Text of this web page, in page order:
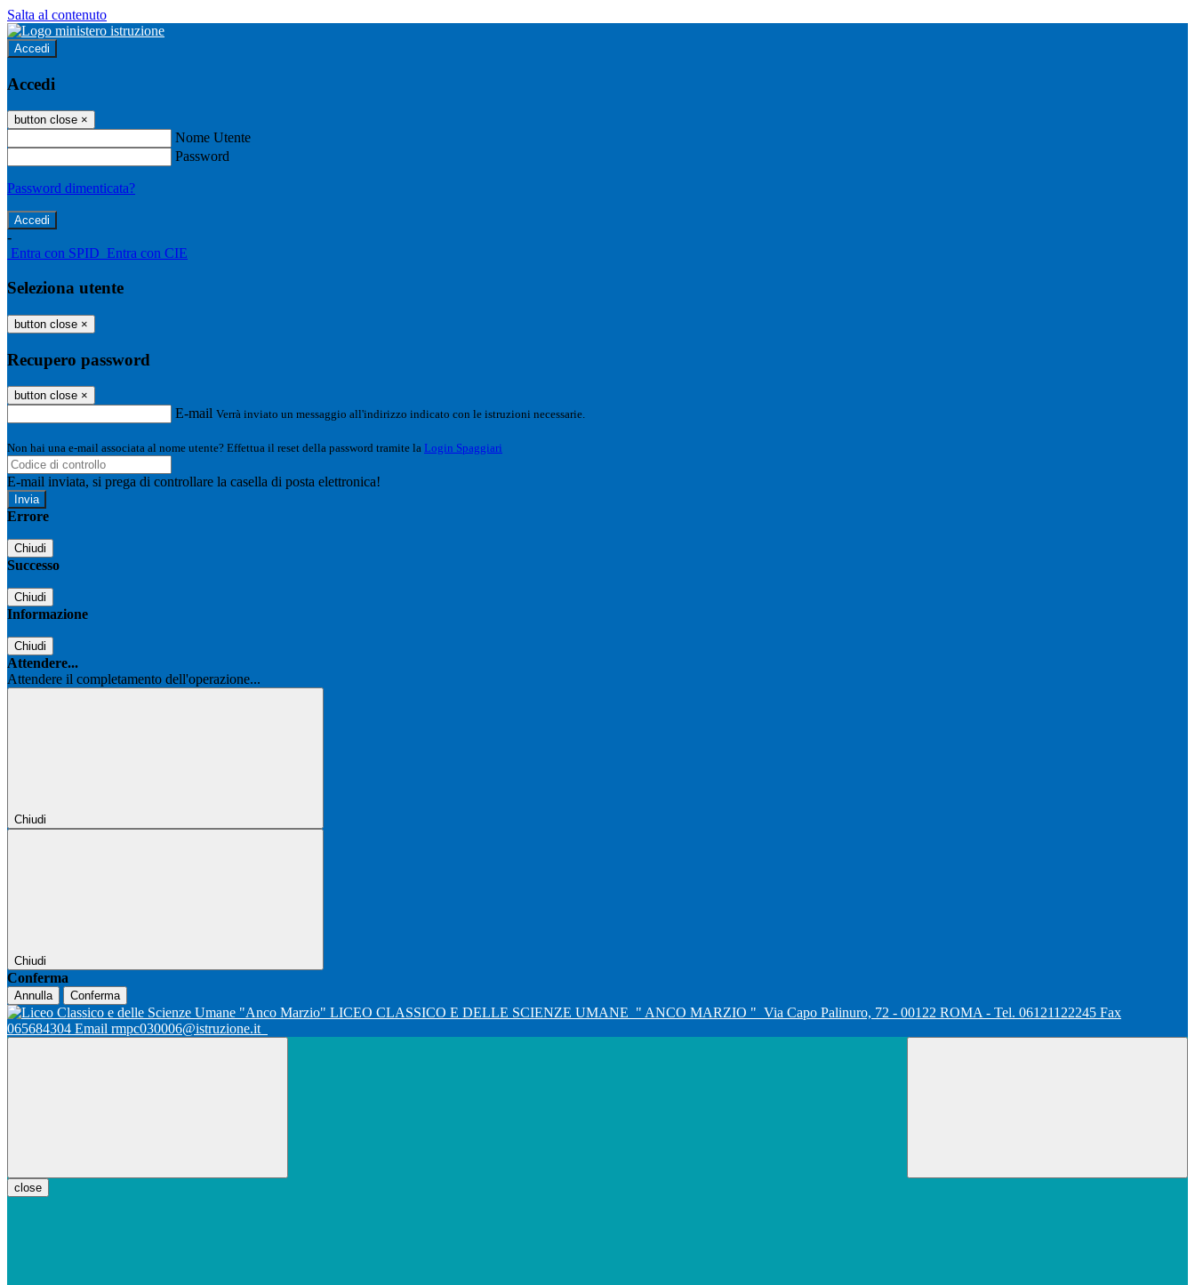
Salta al contenuto
Accedi
Accedi
button close ×
Nome Utente
Password
Password dimenticata?
-
Entra con SPID Entra con CIE
Seleziona utente
button close ×
Recupero password
button close ×
E-mail Verrà inviato un messaggio all'indirizzo indicato con le istruzioni necessarie.
Non hai una e-mail associata al nome utente? Effettua il reset della password tramite la Login Spaggiari
E-mail inviata, si prega di controllare la casella di posta elettronica!
Errore
Chiudi
Successo
Chiudi
Informazione
Chiudi
Attendere...
Attendere il completamento dell'operazione...
Chiudi
Chiudi
Conferma
Annulla Conferma
LICEO CLASSICO E DELLE SCIENZE UMANE " ANCO MARZIO " Via Capo Palinuro, 72 - 00122 ROMA - Tel. 06121122245 Fax
065684304 Email rmpc030006@istruzione.it
close